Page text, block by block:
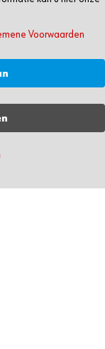
Voorwaarden